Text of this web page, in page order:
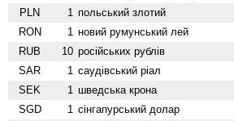
PLN 1 польський злотий
RON 1 новий румунський лей
RUB 10 російських рублів
SAR 1 саудівський ріал
SEK 1 шведська крона
SGD 1 сінгапурський долар